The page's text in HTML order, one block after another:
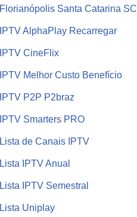
Florianópolis Santa Catarina SC
IPTV AlphaPlay Recarregar
IPTV CineFlix
IPTV Melhor Custo Benefício
IPTV P2P P2braz
IPTV Smarters PRO
Lista de Canais IPTV
Lista IPTV Anual
Lista IPTV Semestral
Lista Uniplay